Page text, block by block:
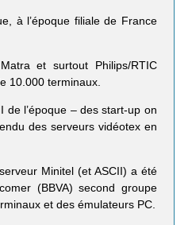
à l’époque filiale de France
et surtout Philips/RTIC
10.000 terminaux.
de l’époque – des start-up on
des serveurs vidéotex en
Minitel (et ASCII) a été
(BBVA) second groupe
et des émulateurs PC.